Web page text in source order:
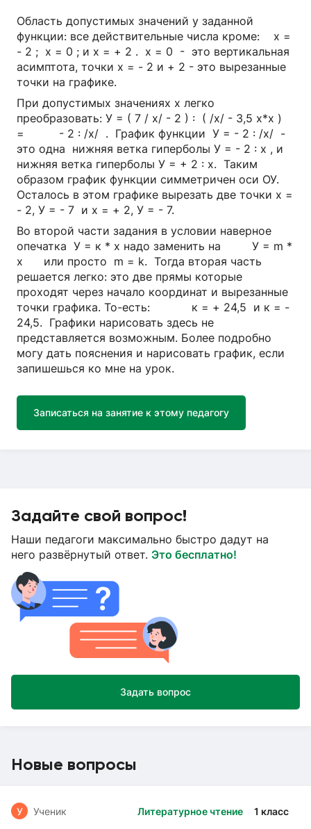
Область допустимых значений у заданной
функции: все действительные числа кроме: х =
- 2 ; х = 0 ; и х = + 2 . х = 0 - это вертикальная
асимптота, точки х = - 2 и + 2 - это вырезанные
точки на графике.
При допустимых значениях х легко
преобразовать: У = ( 7 / х/ - 2 ) : ( /х/ - 3,5 х*х )
= - 2 : /х/ . График функции У = - 2 : /х/ -
это одна нижняя ветка гиперболы У = - 2 : х , и
нижняя ветка гиперболы У = + 2 : х. Таким
образом график функции симметричен оси ОУ.
Осталось в этом графике вырезать две точки х =
- 2, У = - 7 и х = + 2, У = - 7.
Во второй части задания в условии наверное
опечатка У = к * х надо заменить на У = m *
x или просто m = k. Тогда вторая часть
решается легко: это две прямы которые
проходят через начало координат и вырезанные
точки графика. То-есть: к = + 24,5 и к = -
24,5. Графики нарисовать здесь не
представляется возможным. Более подробно
могу дать пояснения и нарисовать график, если
запишешься ко мне на урок.
Записаться на занятие к этому педагогу
Задайте свой вопрос!
Наши педагоги максимально быстро дадут на
него развёрнутый ответ. Это бесплатно!
Задать вопрос
Новые вопросы
Литературное чтение 1 класс
У Ученик